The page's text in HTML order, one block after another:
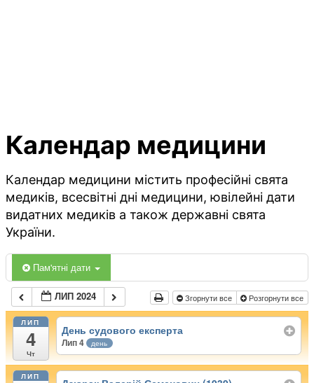
Календар медицини
Календар медицини містить професійні свята
медиків, всесвітні дні медицини, ювілейні дати
видатних медиків а також державні свята
України.
Пам'ятні дати
ЛИП 2024 Згорнути все Розгорнути все
ЛИП
4
Чт
День судового експерта
Лип 4 день
ЛИП